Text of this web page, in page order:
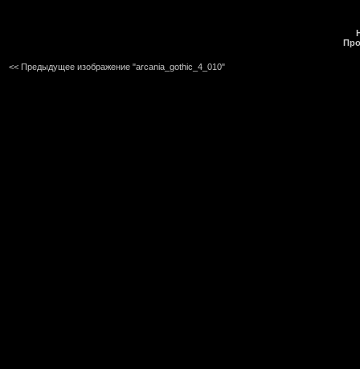
<< Предыдущее изображение "arcania_gothic_4_010"